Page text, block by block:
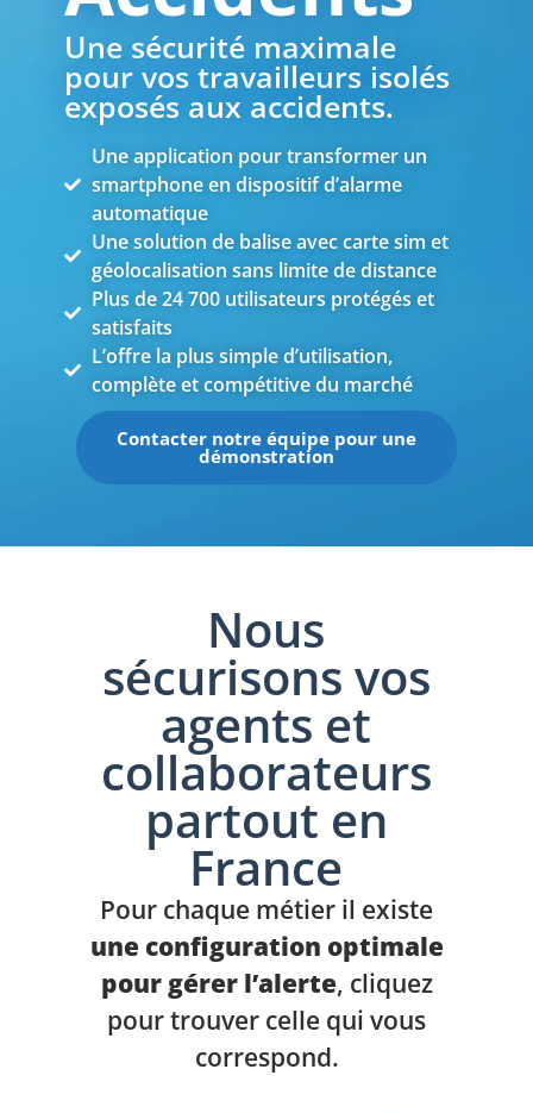
Une sécurité maximale
pour vos travailleurs isolés
exposés aux accidents.
Une application pour transformer un
smartphone en dispositif d’alarme
automatique
Une solution de balise avec carte sim et
géolocalisation sans limite de distance
Plus de 24 700 utilisateurs protégés et
satisfaits
L’offre la plus simple d’utilisation,
complète et compétitive du marché
Contacter notre équipe pour une
démonstration
Nous
sécurisons vos
agents et
collaborateurs
partout en
France
Pour chaque métier il existe
une configuration optimale
pour gérer l’alerte, cliquez
pour trouver celle qui vous
correspond.